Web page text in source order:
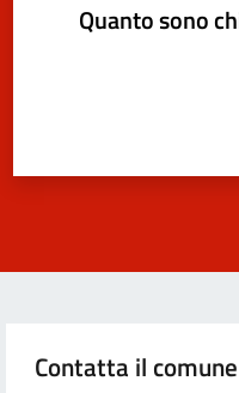
Quanto sono
Contatta il comune